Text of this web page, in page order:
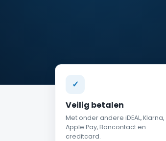
✓
Veilig betalen
Met onder andere iDEAL, Klarna,
Apple Pay, Bancontact en
creditcard.